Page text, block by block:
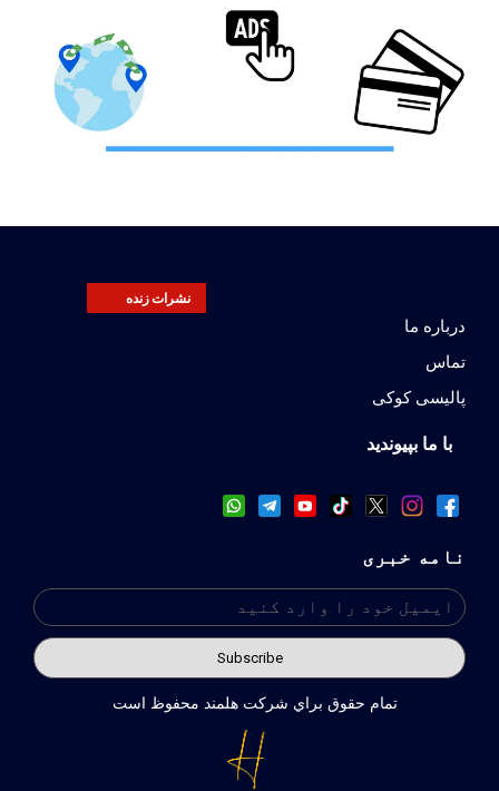
نشرات زنده
درباره ما
تماس
پالیسی کوکی
با ما بپیوندید
نامه خبری
تمام حقوق براي شركت هلمند محفوظ است